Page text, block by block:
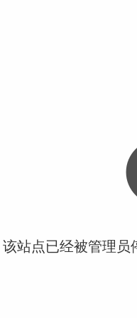
站点已经被管理